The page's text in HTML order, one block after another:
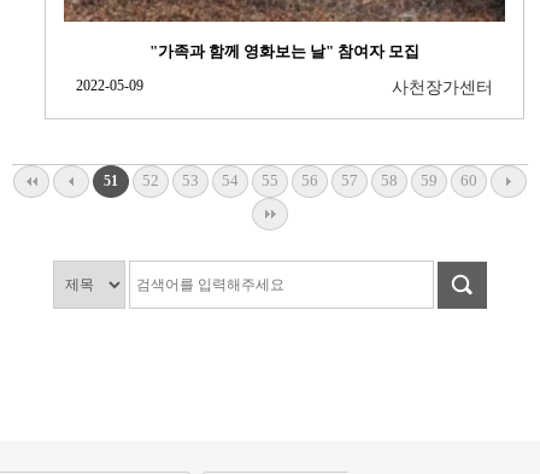
"가족과 함께 영화보는 날" 참여자 모집
2022-05-09 사천장가센터
51 52 53 54 55 56 57 58 59 60